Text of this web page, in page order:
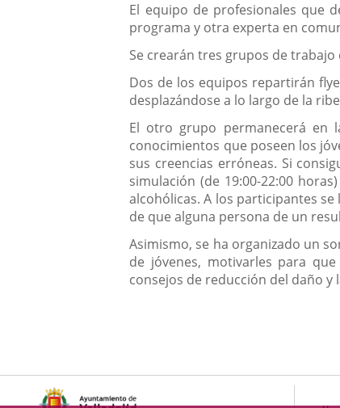
El equipo de profesionales que
programa y otra experta en
Se crearán tres grupos de
Dos de los equipos repartirán
desplazándose a lo largo de la
El otro grupo permanecerá en
conocimientos que poseen los
sus creencias erróneas. Si
simulación (de 19:00-22:00
alcohólicas. A los participantes se
de que alguna persona de un
Asimismo, se ha organizado un
de jóvenes, motivarles para
consejos de reducción del daño